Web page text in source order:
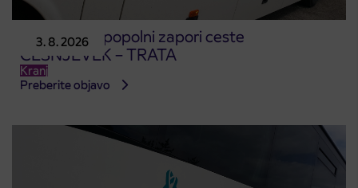
3. 8. 2026
Obvestilo o popolni zapori ceste
ČEŠNJEVEK – TRATA
Kranj
Preberite objavo